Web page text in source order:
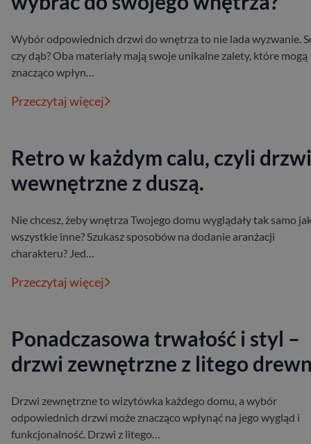
Wybór odpowiednich drzwi do wnętrza to nie lada wyzwanie.
czy dąb? Oba materiały mają swoje unikalne zalety, które mogą
znacząco wpłyn…
Przeczytaj więcej
Retro w każdym calu, czyli drzwi
wewnętrzne z duszą.
Nie chcesz, żeby wnętrza Twojego domu wyglądały tak samo
wszystkie inne? Szukasz sposobów na dodanie aranżacji
charakteru? Jed…
Przeczytaj więcej
Ponadczasowa trwałość i styl –
drzwi zewnętrzne z litego
Drzwi zewnętrzne to wizytówka każdego domu, a wybór
odpowiednich drzwi może znacząco wpłynąć na jego wygląd i
funkcjonalność. Drzwi z litego…